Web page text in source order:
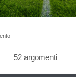
52 argomenti